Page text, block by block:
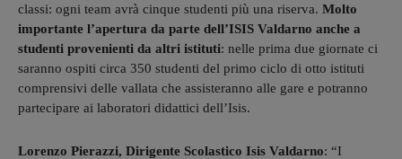
classi: ogni team avrà cinque studenti più una riserva. Molto
importante l’apertura da parte dell’ISIS Valdarno anche a
studenti provenienti da altri istituti: nelle prima due giornate ci
saranno ospiti circa 350 studenti del primo ciclo di otto istituti
comprensivi delle vallata che assisteranno alle gare e potranno
partecipare ai laboratori didattici dell’Isis.
Lorenzo Pierazzi, Dirigente Scolastico Isis Valdarno: “I